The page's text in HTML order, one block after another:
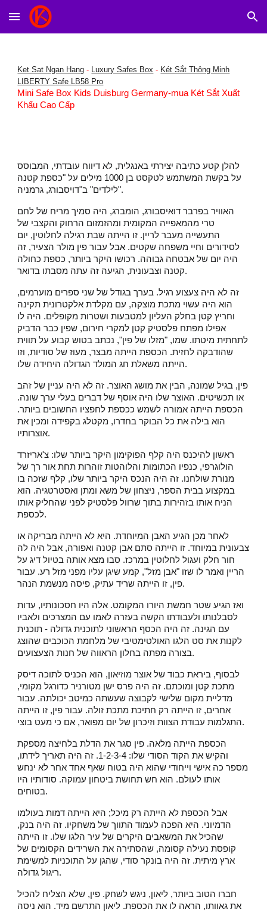
Skip to main content Skip to navigation
Ket Sat Ngan Hang - Luxury Safes Box - Két Sắt Thông Minh
LIBERTY Safe LB58 Pro
Mini Safe Box Kids Duisburg Germany-mua Két Sắt Xuất
Khẩu Cao Cấp
להלן קטע כתיבה יצירתי באנגלית, לא דיווח עובדתי, המבוסס
על בקשת המשתמש לטקסט בן 1000 מילים על "כספת קטנה
לילדים" ב"דויסבורג, גרמניה".
האוויר בפרבר דואיסבורג, הומברג, היה סמיך מריח של לחם
טרי מהמאפייה המקומית ומהזמזום הרחוק והקצבי של
התעשייה מעבר לריין. זו הייתה שבת רגילה לחלוטין, יום
לסידורים וחיי משפחה שקטים. אבל עבור פין מולר הצעיר, זה
היה יום של אבטחה גבוהה. רכושו היקר ביותר, כספת כחולה
קטנה וצבעונית, הגיעה זה עתה מסבתו בדואר.
זה לא היה צעצוע רגיל. בערך בגודל של שני ספרים מוערמים,
הוא היה עשוי מתכת מוצקה, עם מקלדת אלקטרונית תקינה
וחריץ קטן בחלק העליון למטבעות ושטרות מקופלים. היה לו
אפילו מפתח פלסטיק קטן למקרי חירום, שפין כבר הדביק
לתחתית מיטתו. שמו, "מזלו של פין", נכתב בטוש קבוע על תווית
שהודבקה לחזית. הכספת הייתה מבצר, מעוז של סודיות, וזו
הייתה משאלת חג המולד הגדולה היחידה שלו.
פין, בגיל שמונה, הבין את מושג האוצר. זה לא היה עניין של זהב
או תכשיטים. האוצר שלו היה אוסף של דברים בעלי ערך שונה.
הכספת הייתה אמורה לשמש ככספת לחפציו החשובים ביותר.
הוא בילה את כל הבוקר בחדרו, מקטלג בקפידה ומכין את
אוצרותיו.
ראשון להיכנס היה קלף הפוקימון היקר ביותר שלו: צ'אריזרד
הולוגרפי, כנפיו הכתומות והלוהטות זוהרות תחת אור רך של
מנורת שולחנו. זה היה הנכס היקר ביותר שלו, קלף שזכה בו
במקצוע בבית הספר, ניצחון של משא ומתן ואסטרטגיה. הוא
הניח אותו בזהירות בתוך שרוול פלסטיק לפני שהחליק אותו
לכספת.
לאחר מכן הגיע האבן המיוחדת. היא לא הייתה מבריקה או
צבעונית במיוחד. זו הייתה סתם אבן קטנה ואפורה, אבל היה לה
חור חלק ועגול לחלוטין במרכז. סבו מצא אותה בטיול דיג על
הריין ואמר לו שזו "אבן מזל", קמע שיגן עליו מפני מזל רע. עבור
פין, זו הייתה שריד עתיק, פיסה מנשמת הנהר.
ואז הגיע שטר חמשת היורו המקומט. אלה היו חסכונותיו, עדות
לסבלנותו ולעבודתו הקשה בעזרה לאמו עם המצרכים ולאביו
עם הגינה. זה היה הכסף הראשוני לתוכנית גדולה - תוכנית
לקנות את סט הלגו האולטימטיבי של מלחמת הכוכבים שהוצג
בצורה מפתה בחלון הראווה של חנות הצעצועים.
לבסוף, ביראת כבוד של אוצר מוזיאון, הוא הכניס לתוכה דיסק
מתכת קטן ומוכתם. זה היה פרס ישן מטורניר כדורגל מקומי,
מדליית מקום שלישי לקבוצה שעשתה כמיטב יכולתה. עבור
אחרים, זו הייתה רק חתיכת מתכת זולה. עבור פין, זו הייתה
התגלמות עבודת הצוות וזיכרון של יום מפואר, אם כי מעט בוצי.
הכספת הייתה מלאה. פין סגר את הדלת בלחיצה מספקת
והקיש את הקוד הסודי שלו: 1-2-3-4. זה היה תאריך לידתו,
מספר כה אישי וייחודי שהוא היה בטוח שאף אחד אחר לא ינחש
אותו לעולם. הוא חש תחושת ביטחון עמוקה. סודותיו היו
בטוחים.
אבל הכספת לא הייתה רק מיכל; היא הייתה דמות בעולמו
הדמיוני. היא הפכה לעמוד התווך של משחקיו. זה היה בנק,
שהכיל את המשאבים היקרים של עיר הלגו שלו. זו הייתה
קופסת נעילה קסומה, שהסתירה את השרידים הקסומים של
ארץ מיתית. זה היה בונקר סודי, שהגן על התוכניות למשימת
ריגול גדולה.
חברו הטוב ביותר, ליאון, ניגש לשחק. פין, שלא הצליח להכיל
את גאוותו, הראה לו את הכספת. ליאון התרשם מיד. הוא ניסה